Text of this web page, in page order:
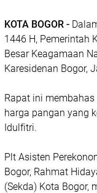
KOTA BOGOR -
1446 H, Pemerintah
Besar Keagamaan
Karesidenan Bogor,
Rapat ini
harga pangan yang
Idulfitri.
Plt Asisten
Bogor, Rahmat
(Sekda) Kota Bogor,